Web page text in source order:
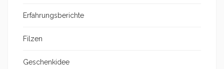
Erfahrungsberichte
Filzen
Geschenkidee